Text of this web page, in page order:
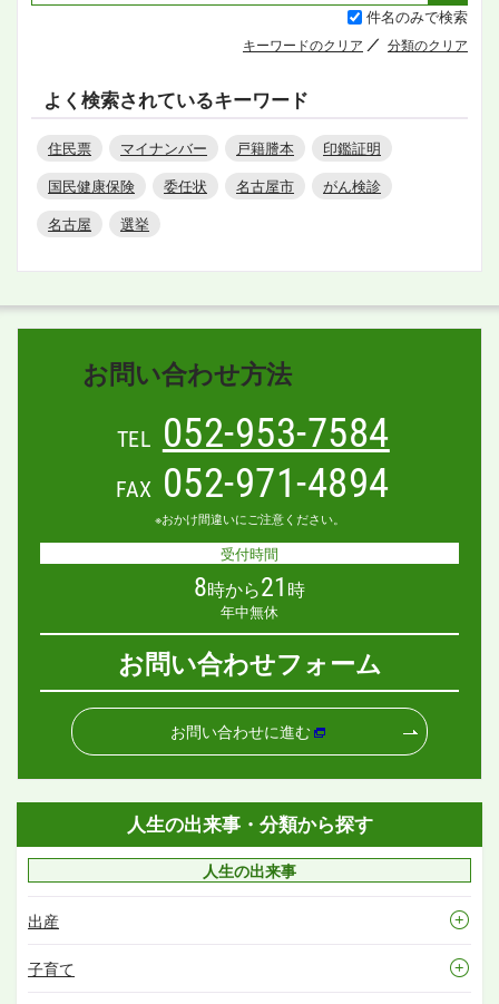
件名のみで検索
キーワードのクリア 分類のクリア
よく検索されているキーワード
住民票 マイナンバー 戸籍謄本
印鑑証明
国民健康保険
委任状 名古屋市
がん検診
名古屋
選挙
お問い合わせ方法
TEL 052-953-7584
FAX 052-971-4894
※おかけ間違いにご注意ください。
受付時間
8時から21 時
年中無休
お問い合わせフォーム
お問い合わせに進む
人生の出来事・分類から探す
人生の出来事
出産
子育て